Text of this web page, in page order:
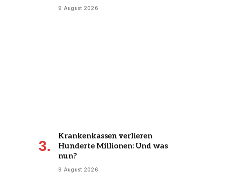
9 August 2026
Krankenkassen verlieren
Hunderte Millionen: Und was
nun?
9 August 2026